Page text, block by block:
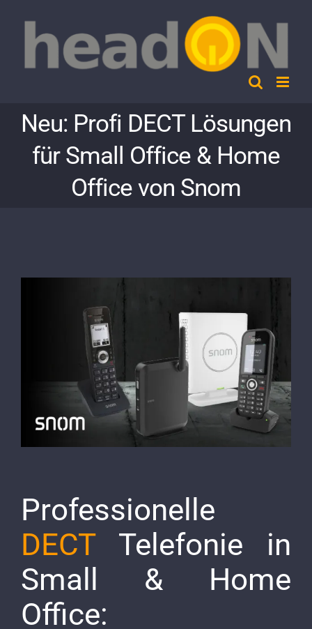
content
Neu: Profi DECT Lösungen
für Small Office & Home
Office von Snom
Professionelle
DECTTelefonie in
Small & Home
Office: